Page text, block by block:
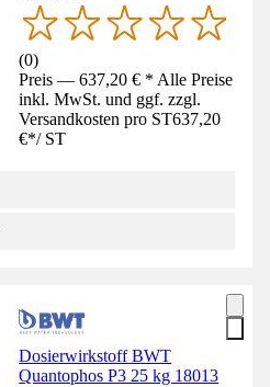
(0)
Preis — 637,20 € * Alle Preise
inkl. MwSt. und ggf. zzgl.
Versandkosten pro ST637,20
€*/ ST
Dosierwirkstoff BWT
Quantophos P3 25 kg 18013